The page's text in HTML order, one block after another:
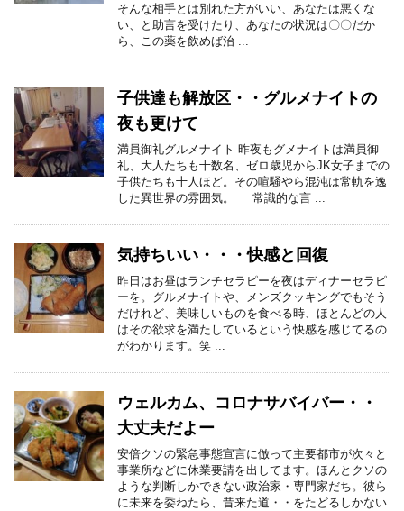
そんな相手とは別れた方がいい、あなたは悪くな
い、と助言を受けたり、あなたの状況は〇〇だか
ら、この薬を飲めば治 ...
子供達も解放区・・グルメナイトの
夜も更けて
満員御礼グルメナイト 昨夜もグメナイトは満員御
礼、大人たちも十数名、ゼロ歳児からJK女子までの
子供たちも十人ほど。その喧騒やら混沌は常軌を逸
した異世界の雰囲気。 常識的な言 ...
気持ちいい・・・快感と回復
昨日はお昼はランチセラピーを夜はディナーセラピ
ーを。グルメナイトや、メンズクッキングでもそう
だけれど、美味しいものを食べる時、ほとんどの人
はその欲求を満たしているという快感を感じてるの
がわかります。笑 ...
ウェルカム、コロナサバイバー・・
大丈夫だよー
安倍クソの緊急事態宣言に倣って主要都市が次々と
事業所などに休業要請を出してます。ほんとクソの
ような判断しかできない政治家・専門家だち。彼ら
に未来を委ねたら、昔来た道・・をたどるしかない